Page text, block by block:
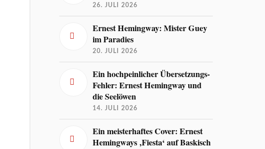
26. JULI 2026
Ernest Hemingway: Mister Guey
im Paradies
20. JULI 2026
Ein hochpeinlicher Übersetzungs-
Fehler: Ernest Hemingway und
die Seelöwen
14. JULI 2026
Ein meisterhaftes Cover: Ernest
Hemingways ‚Fiesta‘ auf Baskisch